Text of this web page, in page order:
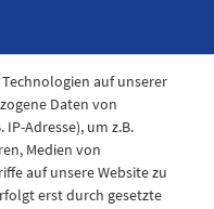
auf unserer
Daten von
Adresse), um z.B.
Medien von
auf unsere Website zu
erst durch gesetzte